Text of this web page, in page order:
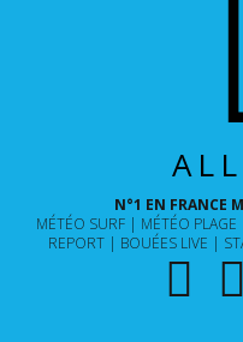
N°1 EN FRANCE
MÉTÉO SURF
MÉTÉO PLAGE
REPORT
BOUÉES LIVE